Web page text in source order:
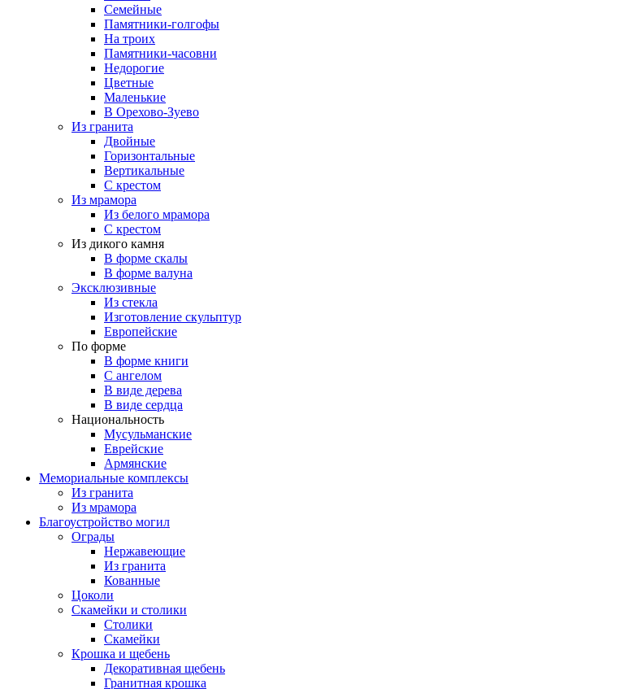
Семейные
Памятники-голгофы
На троих
Памятники-часовни
Недорогие
Цветные
Маленькие
В Орехово-Зуево
Из гранита
Двойные
Горизонтальные
Вертикальные
С крестом
Из мрамора
Из белого мрамора
С крестом
Из дикого камня
В форме скалы
В форме валуна
Эксклюзивные
Из стекла
Изготовление скульптур
Европейские
По форме
В форме книги
С ангелом
В виде дерева
В виде сердца
Национальность
Мусульманские
Еврейские
Армянские
Мемориальные комплексы
Из гранита
Из мрамора
Благоустройство могил
Ограды
Нержавеющие
Из гранита
Кованные
Цоколи
Скамейки и столики
Столики
Скамейки
Крошка и щебень
Декоративная щебень
Гранитная крошка